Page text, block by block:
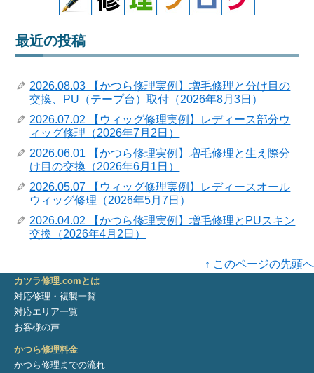
最近の投稿
2026.08.03 【かつら修理実例】増毛修理と分け目の
交換、PU（テープ台）取付（2026年8月3日）
2026.07.02 【ウィッグ修理実例】レディース部分ウ
ィッグ修理（2026年7月2日）
2026.06.01 【かつら修理実例】増毛修理と生え際分
け目の交換（2026年6月1日）
2026.05.07 【ウィッグ修理実例】レディースオール
ウィッグ修理（2026年5月7日）
2026.04.02 【かつら修理実例】増毛修理とPUスキン
交換（2026年4月2日）
↑ このページの先頭へ
カツラ修理.comとは
対応修理・複製一覧
対応エリア一覧
お客様の声
かつら修理料金
かつら修理までの流れ